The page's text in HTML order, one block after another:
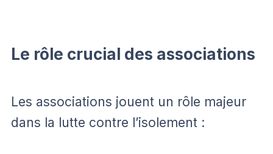
Le rôle crucial des associations
Les associations jouent un rôle majeur
dans la lutte contre l’isolement :